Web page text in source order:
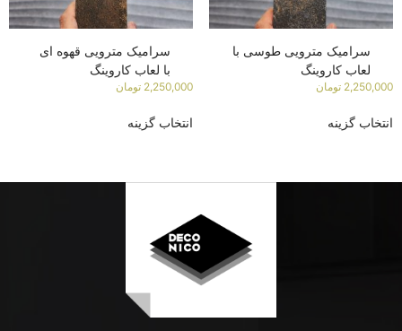
سرامیک مترویی طوسی با
لعاب کاروینگ
2,250,000 تومان
انتخاب گزینه
سرامیک مترویی قهوه ای
با لعاب کاروینگ
2,250,000 تومان
انتخاب گزینه